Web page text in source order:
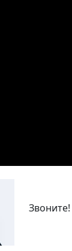
Звоните!